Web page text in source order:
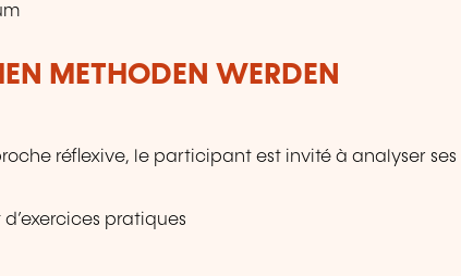
METHODEN WERDEN
réflexive, le participant est invité à analyser ses
pratiques